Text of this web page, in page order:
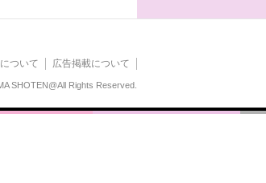
ついて 広告掲載について
SHOTEN@All Rights Reserved.